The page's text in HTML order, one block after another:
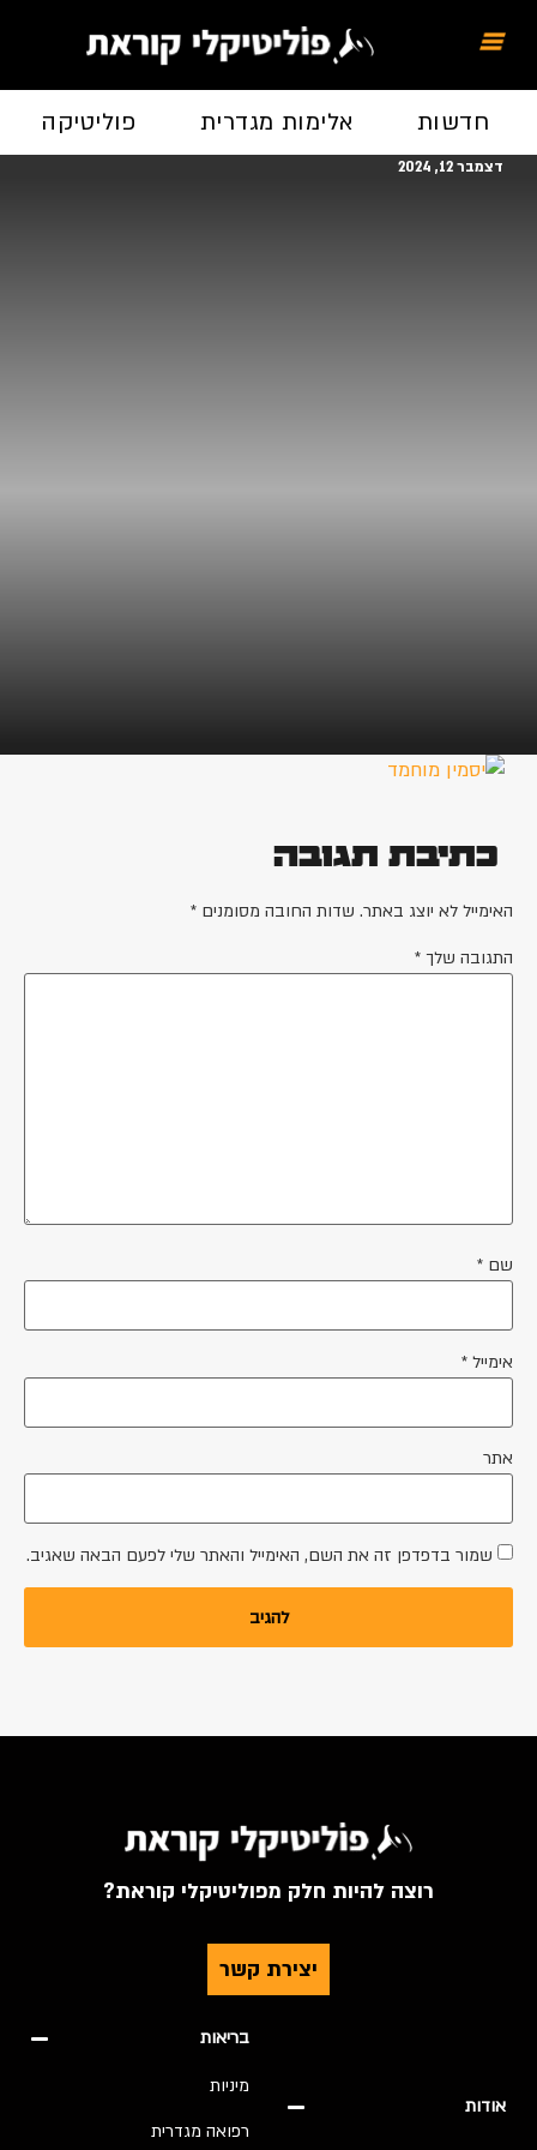
חדשות אלימות מגדרית פוליטיקה
דצמבר 12, 2024
כתיבת תגובה
האימייל לא יוצג באתר. שדות החובה מסומנים *
התגובה שלך *
שם *
אימייל *
אתר
שמור בדפדפן זה את השם, האימייל והאתר שלי לפעם הבאה שאגיב.
רוצה להיות חלק מפוליטיקלי קוראת?
יצירת קשר
אודות
בריאות
מיניות
רפואה מגדרית